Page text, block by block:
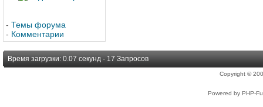
- Темы форума
- Комментарии
Время загрузки: 0.07 секунд - 17 Запросов
Copyright ©
Powered by PHP-